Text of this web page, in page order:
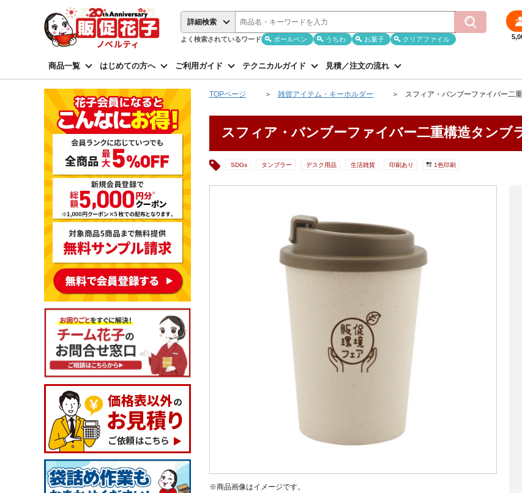
詳細検索
よく検索されているワード ボールペン うちわ お菓子 クリアファイル
商品一覧 はじめての方へ ご利用ガイド テクニカルガイド 見積／注文の流れ
TOPページ 雑貨アイテム・キーホルダー スフィア・バンブーファイバー二
スフィア・バンブーファイバー二重構造タンブ
SDGs タンブラー デスク用品 生活雑貨 印刷あり 1色印刷
※商品画像はイメージです。